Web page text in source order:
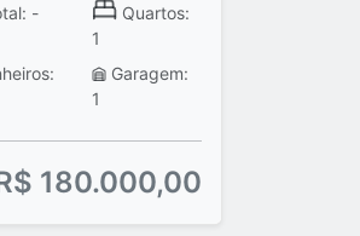
-
Quartos:
1
Garagem:
1
180.000,00